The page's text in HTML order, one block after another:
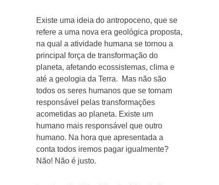
Existe uma ideia do antropoceno, que se
refere a uma nova era geológica proposta,
na qual a atividade humana se tornou a
principal força de transformação do
planeta, afetando ecossistemas, clima e
até a geologia da Terra. Mas não são
todos os seres humanos que se tornam
responsável pelas transformações
acometidas ao planeta. Existe um
humano mais responsável que outro
humano. Na hora que apresentada a
conta todos iremos pagar igualmente?
Não! Não é justo.